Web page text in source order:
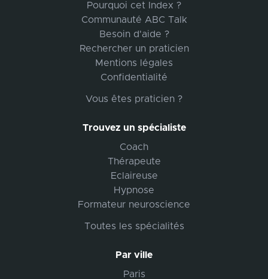
Pourquoi cet Index ?
Communauté ABC Talk
Besoin d'aide ?
Rechercher un praticien
Mentions légales
Confidentialité
Vous êtes praticien ?
Trouvez un spécialiste
Coach
Thérapeute
Eclaireuse
Hypnose
Formateur neuroscience
Toutes les spécialités
Par ville
Paris